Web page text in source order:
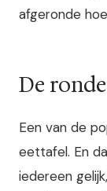
afgeronde
De
Een van de
eettafel. En
iedereen